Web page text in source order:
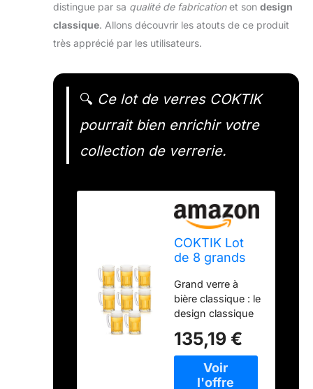
distingue par sa qualité de fabricationet son design
classique. Allons découvrir les atouts de ce produit
très apprécié par les utilisateurs.
🔍 Ce lot de verres COKTIK
pourrait bien enrichir votre
collection de verrerie.
COKTIK Lot
de 8 grands
lourds avec
poignée – 590
ml, verres à
bière
classiques
Grand verre à
bière classique : le
design classique
bière allemande
garde la bière
froide tout en
135,19 €